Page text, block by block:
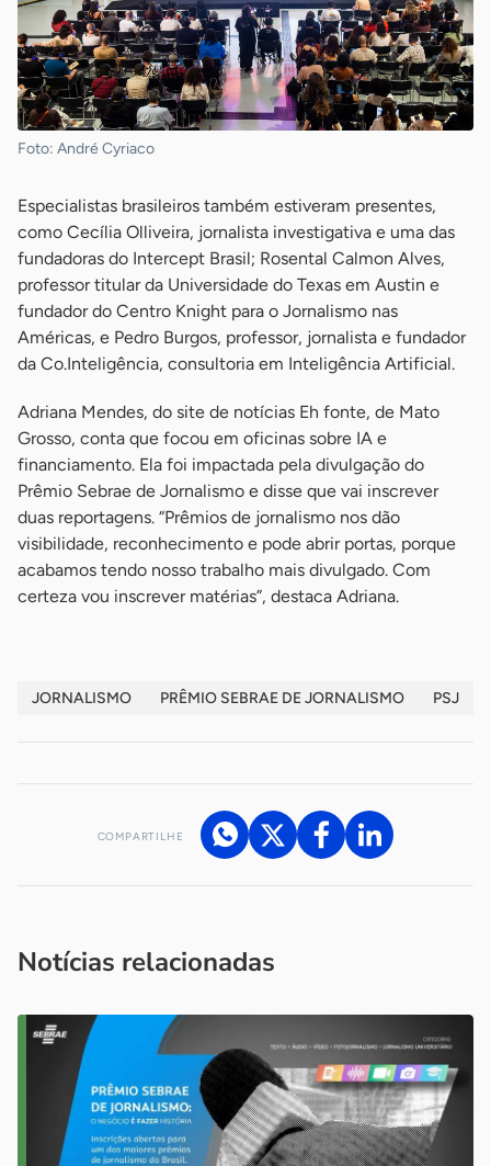
Foto: André Cyriaco
Especialistas brasileiros também estiveram presentes,
como Cecília Olliveira, jornalista investigativa e uma das
fundadoras do Intercept Brasil; Rosental Calmon Alves,
professor titular da Universidade do Texas em Austin e
fundador do Centro Knight para o Jornalismo nas
Américas, e Pedro Burgos, professor, jornalista e fundador
da Co.Inteligência, consultoria em Inteligência Artificial.
Adriana Mendes, do site de notícias Eh fonte, de Mato
Grosso, conta que focou em oficinas sobre IA e
financiamento. Ela foi impactada pela divulgação do
Prêmio Sebrae de Jornalismo e disse que vai inscrever
duas reportagens. “Prêmios de jornalismo nos dão
visibilidade, reconhecimento e pode abrir portas, porque
acabamos tendo nosso trabalho mais divulgado. Com
certeza vou inscrever matérias”, destaca Adriana.
JORNALISMO PRÊMIO SEBRAE DE JORNALISMO PSJ
COMPARTILHE
Notícias relacionadas